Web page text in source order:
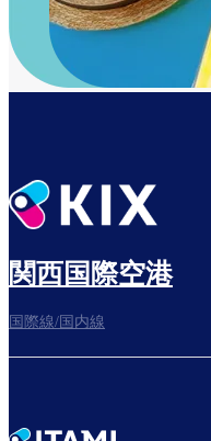
関西国際空港
国際線/国内線